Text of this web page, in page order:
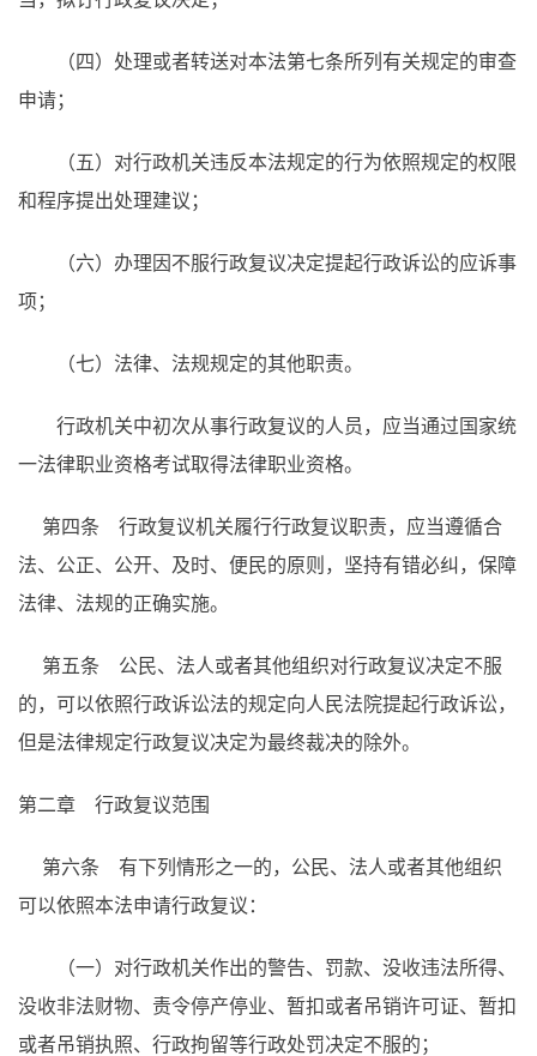
（四）处理或者转送对本法第七条所列有关规定的审查
申请；
（五）对行政机关违反本法规定的行为依照规定的权限
和程序提出处理建议；
（六）办理因不服行政复议决定提起行政诉讼的应诉事
项；
（七）法律、法规规定的其他职责。
行政机关中初次从事行政复议的人员，应当通过国家统
一法律职业资格考试取得法律职业资格。
第四条 行政复议机关履行行政复议职责，应当遵循合
法、公正、公开、及时、便民的原则，坚持有错必纠，保障
法律、法规的正确实施。
第五条 公民、法人或者其他组织对行政复议决定不服
的，可以依照行政诉讼法的规定向人民法院提起行政诉讼，
但是法律规定行政复议决定为最终裁决的除外。
第二章 行政复议范围
第六条 有下列情形之一的，公民、法人或者其他组织
可以依照本法申请行政复议：
（一）对行政机关作出的警告、罚款、没收违法所得、
没收非法财物、责令停产停业、暂扣或者吊销许可证、暂扣
或者吊销执照、行政拘留等行政处罚决定不服的；